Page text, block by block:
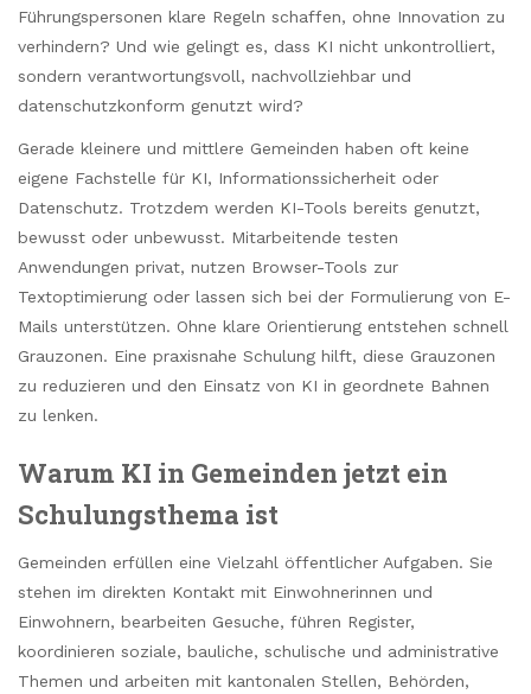
Führungspersonen klare Regeln schaffen, ohne Innovation zu
verhindern? Und wie gelingt es, dass KI nicht unkontrolliert,
sondern verantwortungsvoll, nachvollziehbar und
datenschutzkonform genutzt wird?
Gerade kleinere und mittlere Gemeinden haben oft keine
eigene Fachstelle für KI, Informationssicherheit oder
Datenschutz. Trotzdem werden KI-Tools bereits genutzt,
bewusst oder unbewusst. Mitarbeitende testen
Anwendungen privat, nutzen Browser-Tools zur
Textoptimierung oder lassen sich bei der Formulierung von E-
Mails unterstützen. Ohne klare Orientierung entstehen schnell
Grauzonen. Eine praxisnahe Schulung hilft, diese Grauzonen
zu reduzieren und den Einsatz von KI in geordnete Bahnen
zu lenken.
Warum KI in Gemeinden jetzt ein
Schulungsthema ist
Gemeinden erfüllen eine Vielzahl öffentlicher Aufgaben. Sie
stehen im direkten Kontakt mit Einwohnerinnen und
Einwohnern, bearbeiten Gesuche, führen Register,
koordinieren soziale, bauliche, schulische und administrative
Themen und arbeiten mit kantonalen Stellen, Behörden,